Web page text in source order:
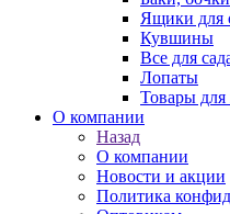
Ящики для
Кувшины
Все для
Лопаты
Товары
О компании
Назад
О компании
Новости и акции
Политика